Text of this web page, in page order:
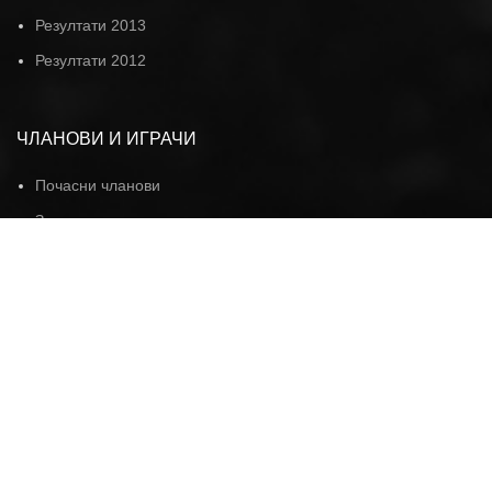
Резултати 2013
Резултати 2012
ЧЛАНОВИ И ИГРАЧИ
Почасни чланови
Заслужни чланови и почасни председници